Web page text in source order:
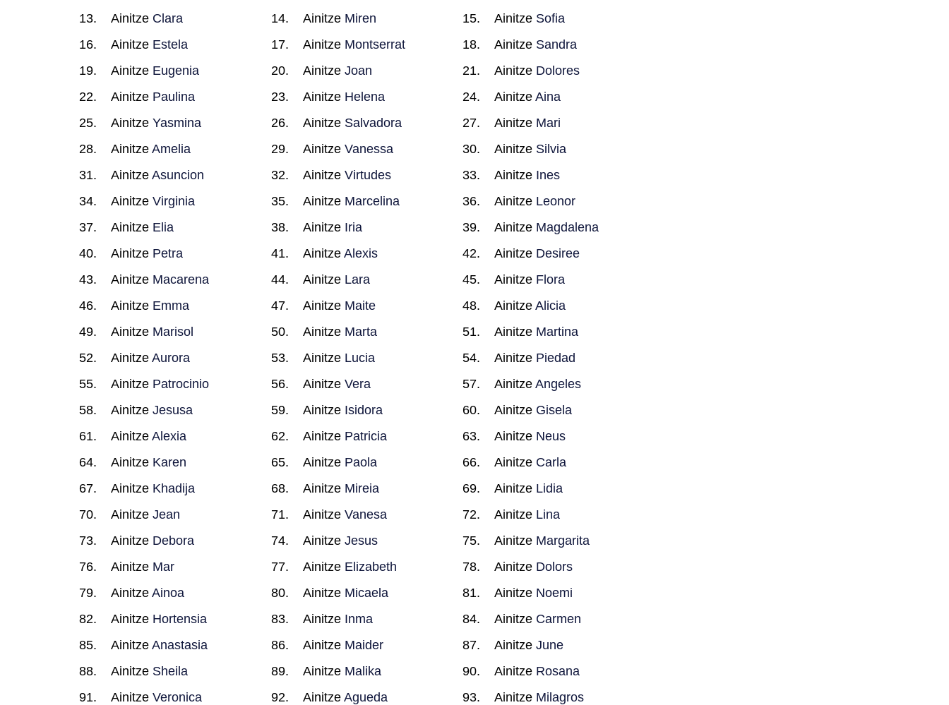
Ainitze Clara Ainitze Miren Ainitze Sofia
Ainitze Estela Ainitze Montserrat Ainitze Sandra
Ainitze Eugenia Ainitze Joan Ainitze Dolores
Ainitze Paulina Ainitze Helena AinitzeAina
Ainitze Yasmina Ainitze Salvadora Ainitze Mari
Ainitze Amelia Ainitze Vanessa Ainitze Silvia
Ainitze Asuncion Ainitze Virtudes Ainitze Ines
Ainitze Virginia Ainitze Marcelina Ainitze Leonor
Ainitze Elia Ainitze Iria Ainitze Magdalena
Ainitze Petra Ainitze Alexis Ainitze Desiree
Ainitze Macarena Ainitze Lara Ainitze Flora
Ainitze Emma Ainitze Maite AinitzeAlicia
Ainitze Marisol Ainitze Marta Ainitze Martina
Ainitze Aurora Ainitze Lucia Ainitze Piedad
Ainitze Patrocinio Ainitze Vera AinitzeAngeles
Ainitze Jesusa Ainitze Isidora Ainitze Gisela
Ainitze Alexia Ainitze Patricia Ainitze Neus
Ainitze Karen Ainitze Paola Ainitze Carla
Ainitze Khadija Ainitze Mireia Ainitze Lidia
Ainitze Jean Ainitze Vanesa Ainitze Lina
Ainitze Debora Ainitze Jesus Ainitze Margarita
Ainitze Mar Ainitze Elizabeth Ainitze Dolors
Ainitze Ainoa Ainitze Micaela Ainitze Noemi
Ainitze Hortensia Ainitze Inma Ainitze Carmen
Ainitze Anastasia Ainitze Maider AinitzeJune
Ainitze Sheila Ainitze Malika Ainitze Rosana
Ainitze Veronica Ainitze Agueda Ainitze Milagros